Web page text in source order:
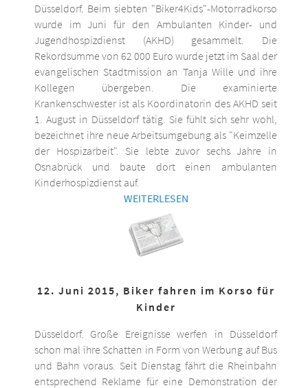
Düsseldorf. Beim siebten "Biker4Kids"-Motorradkorso
wurde im Juni für den Ambulanten Kinder- und
Jugendhospizdienst (AKHD) gesammelt. Die
Rekordsumme von 62 000 Euro wurde jetzt im Saal der
evangelischen Stadtmission an Tanja Wille und ihre
Kollegen übergeben. Die examinierte
Krankenschwester ist als Koordinatorin des AKHD seit
1. August in Düsseldorf tätig. Sie fühlt sich sehr wohl,
bezeichnet ihre neue Arbeitsumgebung als "Keimzelle
der Hospizarbeit". Sie lebte zuvor sechs Jahre in
Osnabrück und baute dort einen ambulanten
Kinderhospizdienst auf.
WEITERLESEN
12. Juni 2015, Biker fahren im Korso für
Kinder
Düsseldorf. Große Ereignisse werfen in Düsseldorf
schon mal ihre Schatten in Form von Werbung auf Bus
und Bahn voraus. Seit Dienstag fährt die Rheinbahn
entsprechend Reklame für eine Demonstration der